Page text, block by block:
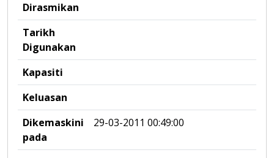
Dirasmikan
Tarikh
Digunakan
Kapasiti
Keluasan
Dikemaskini
pada
29-03-2011 00:49:00